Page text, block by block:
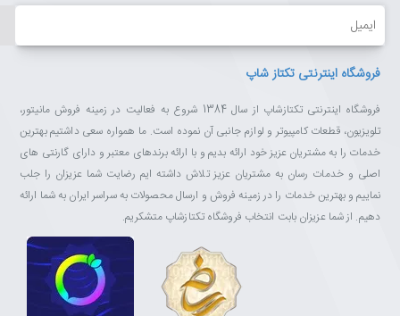
ایمیل
فروشگاه اینترنتی تکتاز شاپ
فروشگاه اینترنتی تکتازشاپ از سال 1384 شروع به فعالیت در زمینه فروش مانیتور،
تلویزیون، قطعات کامپیوتر و لوازم جانبی آن نموده است. ما همواره سعی داشتیم بهترین
خدمات را به مشتریان عزیز خود ارائه بدیم و با ارائه برندهای معتبر و دارای گارنتی های
اصلی و خدمات رسان به مشتریان عزیز تلاش داشته ایم رضایت شما عزیزان را جلب
نماییم و بهترین خدمات را در زمینه فروش و ارسال محصولات به سراسر ایران به شما ارائه
دهیم. از شما عزیزان بابت انتخاب فروشگاه تکتازشاپ متشکریم.